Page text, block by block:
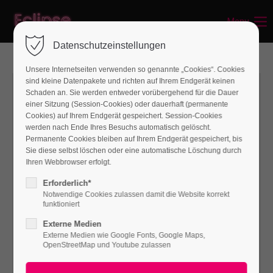
Login
Benutzername
Passwort
Register | Lost your password?
Support
Menu
Datenschutzeinstellungen
Unsere Internetseiten verwenden so genannte „Cookies“. Cookies
sind kleine Datenpakete und richten auf Ihrem Endgerät keinen
Schaden an. Sie werden entweder vorübergehend für die Dauer
einer Sitzung (Session-Cookies) oder dauerhaft (permanente
Cookies) auf Ihrem Endgerät gespeichert. Session-Cookies
werden nach Ende Ihres Besuchs automatisch gelöscht.
Permanente Cookies bleiben auf Ihrem Endgerät gespeichert, bis
Sie diese selbst löschen oder eine automatische Löschung durch
Ihren Webbrowser erfolgt.
Erforderlich*
Notwendige Cookies zulassen damit die Website korrekt
funktioniert
Externe Medien
Externe Medien wie Google Fonts, Google Maps,
OpenStreetMap und Youtube zulassen